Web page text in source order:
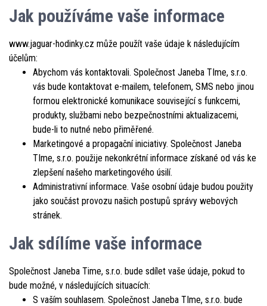
Jak používáme vaše informace
www.jaguar-hodinky.cz může použít vaše údaje k následujícím
účelům:
Abychom vás kontaktovali. Společnost Janeba TIme, s.r.o.
vás bude kontaktovat e-mailem, telefonem, SMS nebo jinou
formou elektronické komunikace související s funkcemi,
produkty, službami nebo bezpečnostními aktualizacemi,
bude-li to nutné nebo přiměřené.
Marketingové a propagační iniciativy. Společnost Janeba
TIme, s.r.o. použije nekonkrétní informace získané od vás ke
zlepšení našeho marketingového úsilí.
Administrativní informace. Vaše osobní údaje budou použity
jako součást provozu našich postupů správy webových
stránek.
Jak sdílíme vaše informace
Společnost Janeba Time, s.r.o. bude sdílet vaše údaje, pokud to
bude možné, v následujících situacích:
S vaším souhlasem. Společnost Janeba TIme, s.r.o. bude